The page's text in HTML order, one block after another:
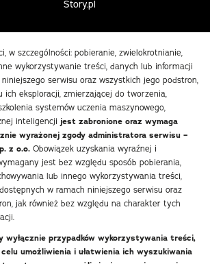
Story.pl
w szczególności: pobieranie, zwielokrotnianie,
wykorzystywanie treści, danych lub informacji
serwisu oraz wszystkich jego podstron,
ich eksploracji, zmierzającej do tworzenia,
systemów uczenia maszynowego,
inteligencji jest zabronione oraz wymaga
wyrażonej zgody administratora serwisu –
z o.o. Obowiązek uzyskania wyraźnej i
jest bez względu sposób pobierania,
lub innego wykorzystywania treści,
w ramach niniejszego serwisu oraz
jak również bez względu na charakter tych
wyłącznie przypadków wykorzystywania treści,
umożliwienia i ułatwienia ich wyszukiwania